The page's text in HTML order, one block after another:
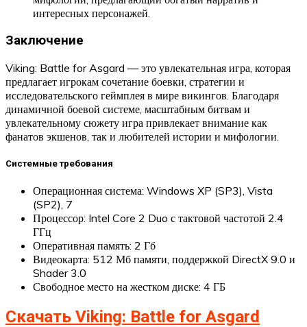
интересных персонажей.
Заключение
Viking: Battle for Asgard — это увлекательная игра, которая
предлагает игрокам сочетание боевки, стратегии и
исследовательского геймплея в мире викингов. Благодаря
динамичной боевой системе, масштабным битвам и
увлекательному сюжету игра привлекает внимание как
фанатов экшенов, так и любителей истории и мифологии.
Системные требования
Операционная система: Windows XP (SP3), Vista
(SP2), 7
Процессор: Intel Core 2 Duo с тактовой частотой 2.4
ГГц
Оперативная память: 2 Гб
Видеокарта: 512 Мб памяти, поддержкой DirectX 9.0 и
Shader 3.0
Свободное место на жестком диске: 4 ГБ
Скачать Viking: Battle for Asgard